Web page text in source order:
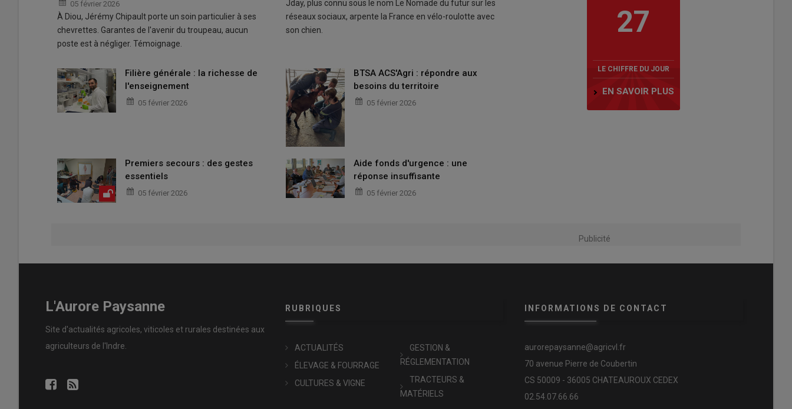
05 février 2026
À Diou, Jérémy Chipault porte un soin particulier à ses
chevrettes. Garantes de l'avenir du troupeau, aucun
poste est à négliger. Témoignage.
Jday, plus connu sous le nom Le Nomade du futur sur les
réseaux sociaux, arpente la France en vélo-roulotte avec
son chien.
Filière générale : la richesse de
l'enseignement
05 février 2026
BTSA ACS'Agri : répondre aux
besoins du territoire
05 février 2026
Premiers secours : des gestes
essentiels
05 février 2026
Aide fonds d'urgence : une
réponse insuffisante
05 février 2026
27
LE CHIFFRE DU JOUR
EN SAVOIR PLUS
Publicité
L'Aurore Paysanne
Site d'actualités agricoles, viticoles et rurales destinées aux
agriculteurs de l'Indre.
RUBRIQUES
ACTUALITÉS
ÉLEVAGE & FOURRAGE
CULTURES & VIGNE
GESTION &
RÉGLEMENTATION
TRACTEURS &
MATÉRIELS
INFORMATIONS DE CONTACT
aurorepaysanne@agricvl.fr
70 avenue Pierre de Coubertin
CS 50009 - 36005 CHATEAUROUX CEDEX
02.54.07.66.66